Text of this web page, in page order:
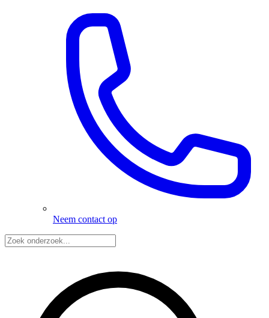
Neem contact op